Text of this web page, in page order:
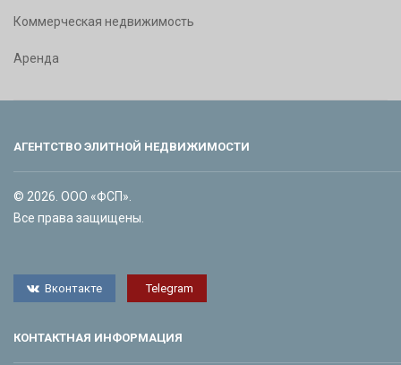
Коммерческая недвижимость
Аренда
АГЕНТСТВО ЭЛИТНОЙ НЕДВИЖИМОСТИ
© 2026. ООО «ФСП».
Все права защищены.
Вконтакте Telegram
КОНТАКТНАЯ ИНФОРМАЦИЯ